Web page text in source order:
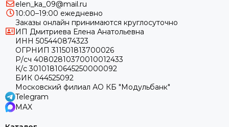
elen_ka_09@mail.ru
10:00–19:00 ежедневно
Заказы онлайн принимаются круглосуточно
ИП Дмитриева Елена Анатольевна
ИНН 505440874323
ОГРНИП 311501813700026
Р/сч 40802810370010012433
К/с 30101810645250000092
БИК 044525092
Московский филиал АО КБ "Модульбанк"
Telegram
MAX